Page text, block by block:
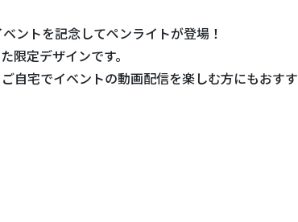
ントを記念してペンライトが登場！
限定デザインです。
自宅でイベントの動画配信を楽しむ方にもおすす